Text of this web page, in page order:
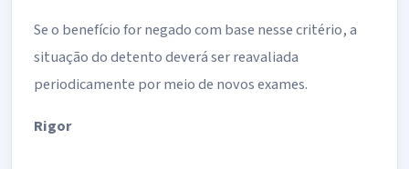
Se o benefício for negado com base nesse critério, a
situação do detento deverá ser reavaliada
periodicamente por meio de novos exames.
Rigor